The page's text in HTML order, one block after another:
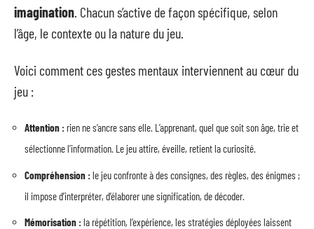
imagination. Chacun s’active de façon spécifique, selon
l’âge, le contexte ou la nature du jeu.
Voici comment ces gestes mentaux interviennent au cœur du
jeu :
Attention : rien ne s’ancre sans elle. L’apprenant, quel que soit son âge, trie et
sélectionne l’information. Le jeu attire, éveille, retient la curiosité.
Compréhension :le jeu confronte à des consignes, des règles, des énigmes ;
il impose d’interpréter, d’élaborer une signification, de décoder.
Mémorisation :la répétition, l’expérience, les stratégies déployées laissent